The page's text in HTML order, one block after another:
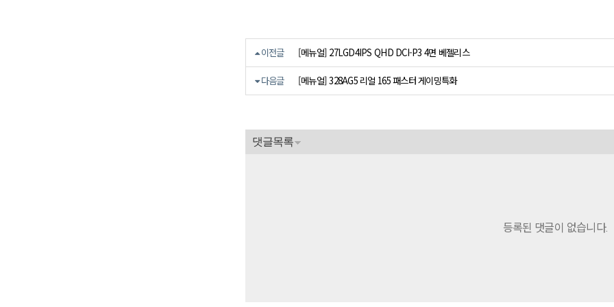
이전글 [메뉴얼] 27LGD4IPS QHD DCI-P3 4면 베젤리스
다음글 [메뉴얼] 328AG5 리얼 165 패스터 게이밍특화
댓글목록
등록된 댓글이 없습니다.